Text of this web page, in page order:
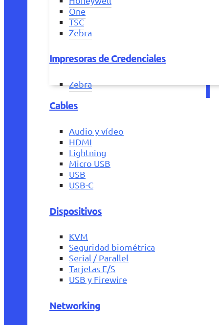
One
TSC
Zebra
Impresoras de Credenciales
Zebra
Cables
Audio y vídeo
HDMI
Lightning
Micro USB
USB
USB-C
Dispositivos
KVM
Seguridad biométrica
Serial / Parallel
Tarjetas E/S
USB y Firewire
Networking